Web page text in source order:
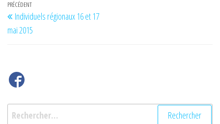
Navigation
de
l’article
Article
précédent
PRÉCÉDENT
Individuels régionaux 16 et 17
mai 2015
Rechercher :